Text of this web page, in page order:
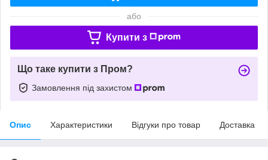
або
Купити з
Що таке купити з Пром?
Замовлення під захистом
Опис Характеристики Відгуки про товар Доставка